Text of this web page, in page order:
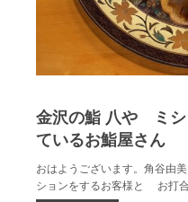
金沢の鮨 八や ミシ
ているお鮨屋さん
おはようございます。角谷由
ションをするお客様と お打